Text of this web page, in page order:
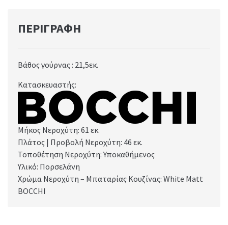
ΠΕΡΙΓΡΑΦΉ
Βάθος γούρνας : 21,5εκ.
Κατασκευαστής:
Μήκος Νεροχύτη: 61 εκ.
Πλάτος | Προβολή Νεροχύτη: 46 εκ.
Τοποθέτηση Νεροχύτη: Υποκαθήμενος
Υλικό: Πορσελάνη
Χρώμα Νεροχύτη – Μπαταρίας Κουζίνας: White Matt
BOCCHI